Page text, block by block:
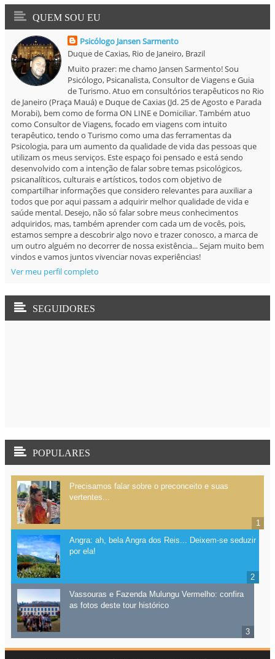
QUEM SOU EU
Psicólogo Jansen Sarmento
Duque de Caxias, Rio de Janeiro, Brazil
Muito prazer: me chamo Jansen Sarmento! Sou
Psicólogo, Psicanalista, Consultor de Viagens e Guia
de Turismo. Atuo em consultórios terapêuticos no Rio
de Janeiro (Praça Mauá) e Duque de Caxias (Jd. 25 de Agosto e Parada
Morabi), bem como de forma ON LINE e Domiciliar. Também atuo
como Consultor de Viagens, focado em viagens com intuito
terapêutico, tendo o Turismo como uma das ferramentas da
Psicologia, para um aumento da qualidade de vida das pessoas que
utilizam os meus serviços. Este espaço foi pensado e está sendo
desenvolvido com a intenção de falar sobre temas psicológicos,
psicanalíticos, culturais e artísticos, todos com objetivo de
compartilhar informações que considero relevantes para auxiliar a
todos que por aqui passam a adquirir melhor qualidade de vida e
saúde mental. Desejo, não só falar sobre meus conhecimentos
adquiridos, mas, também aprender com cada um de vocês, pois,
estamos sempre a descobrir algo novo e trazer conosco, a marca de
um outro alguém no decorrer de nossa existência... Sejam muito bem
vindos e vamos juntos vivenciar novas experiências!
Ver meu perfil completo
SEGUIDORES
POPULARES
Precisamos falar sobre o preconceito e suas
vertentes...
Angra: ah, bela Angra dos Reis... Deixem-se seduzir
por ela!
Vassouras e Fazenda Mulungu Vermelho: confira
as fotos deste tour histórico